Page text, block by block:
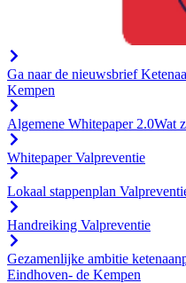
Ga naar de nieuwsbrief
Kempen
Algemene Whitepaper 2.0Wat
Whitepaper Valpreventie
Lokaal stappenplan
Handreiking Valpreventie
Gezamenlijke ambitie
Eindhoven- de Kempen